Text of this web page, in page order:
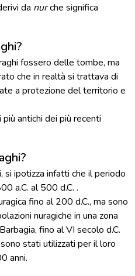
da nurche significa
fossero delle tombe, ma
che in realtà si trattava di
a protezione del territorio e
antichi dei più recenti
si ipotizza infatti che il periodo
a.C. al 500 d.C. .
fino al 200 d.C., ma sono
nuragiche in una zona
fino al VI secolo d.C.
stati utilizzati per il loro
anni.